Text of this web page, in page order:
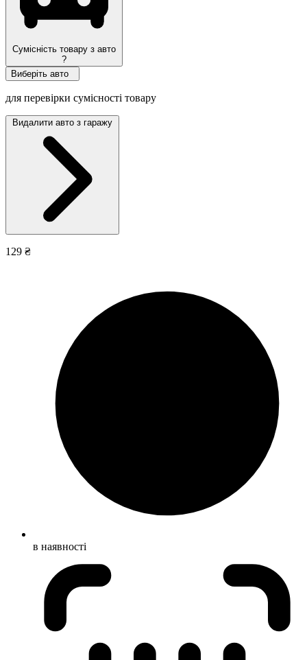
Сумісність товару з авто
?
Виберіть авто
для перевірки сумісності товару
Видалити авто з гаражу
129 ₴
в наявності